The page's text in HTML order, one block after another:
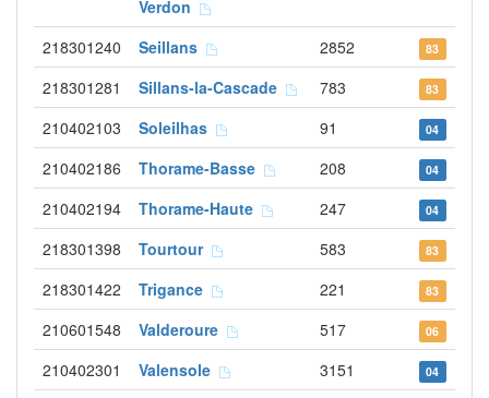
Verdon
218301240 Seillans 2852 83
218301281 Sillans-la-Cascade 783 83
210402103 Soleilhas 91 04
210402186 Thorame-Basse 208 04
210402194 Thorame-Haute 247 04
218301398 Tourtour 583 83
218301422 Trigance 221 83
210601548 Valderoure 517 06
210402301 Valensole 3151 04